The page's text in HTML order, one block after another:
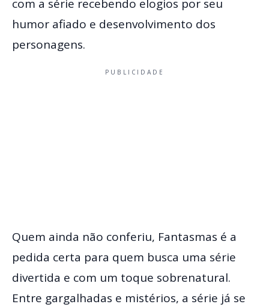
com a série recebendo elogios por seu
humor afiado e desenvolvimento dos
personagens.
PUBLICIDADE
Quem ainda não conferiu, Fantasmas é a
pedida certa para quem busca uma série
divertida e com um toque sobrenatural.
Entre gargalhadas e mistérios, a série já se